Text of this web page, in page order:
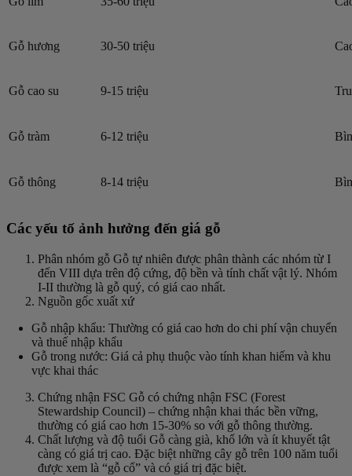
Gỗ hương 30-50 triệu
Gỗ cao su 9-15 triệu
Gỗ tràm 6-12 triệu
Gỗ thông 8-14 triệu
Các yếu tố ảnh hưởng đến giá gỗ
Phân nhóm gỗ Gỗ tự nhiên được phân thành các nhóm từ I
đến VIII dựa trên độ cứng, độ bền và tính chất vật lý. Nhóm
I-II thường là gỗ quý, có giá cao nhất.
Nguồn gốc xuất xứ
Gỗ nhập khẩu: Thường có giá cao hơn do chi phí vận chuyển
và thuế nhập khẩu
Gỗ trong nước: Giá cả phụ thuộc vào tính khan hiếm và khu
vực khai thác
Chứng nhận FSC Gỗ có chứng nhận FSC (Forest
Stewardship Council) – chứng nhận khai thác bền vững,
thường có giá cao hơn 15-30% so với gỗ thông thường.
Chất lượng và độ tuổi Gỗ càng già, khổ lớn và ít khuyết tật
càng có giá trị cao. Đặc biệt những cây gỗ trên 100 năm tuổi
được xem là “gỗ cổ” và có giá trị đặc biệt.